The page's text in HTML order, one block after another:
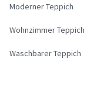
Moderner Teppich
Wohnzimmer Teppich
Waschbarer Teppich